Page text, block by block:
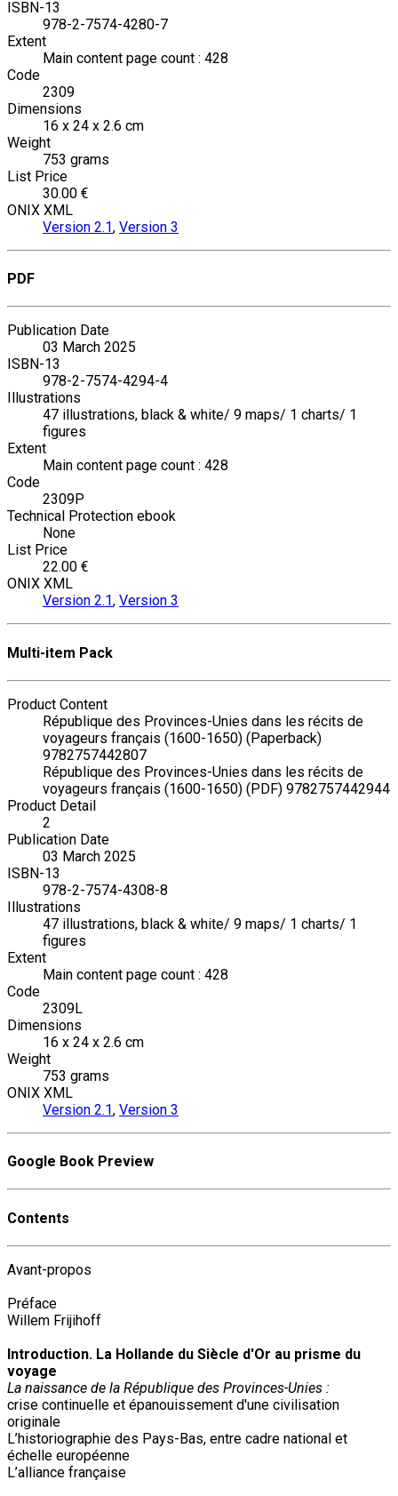
ISBN-13
978-2-7574-4280-7
Extent
Main content page count : 428
Code
2309
Dimensions
16 x 24 x 2.6 cm
Weight
753 grams
List Price
30.00 €
ONIX XML
Version 2.1, Version 3
PDF
Publication Date
03 March 2025
ISBN-13
978-2-7574-4294-4
Illustrations
47 illustrations, black & white/ 9 maps/ 1 charts/ 1
figures
Extent
Main content page count : 428
Code
2309P
Technical Protection ebook
None
List Price
22.00 €
ONIX XML
Version 2.1, Version 3
Multi-item Pack
Product Content
République des Provinces-Unies dans les récits de
voyageurs français (1600-1650) (Paperback)
9782757442807
République des Provinces-Unies dans les récits de
voyageurs français (1600-1650) (PDF) 9782757442944
Product Detail
2
Publication Date
03 March 2025
ISBN-13
978-2-7574-4308-8
Illustrations
47 illustrations, black & white/ 9 maps/ 1 charts/ 1
figures
Extent
Main content page count : 428
Code
2309L
Dimensions
16 x 24 x 2.6 cm
Weight
753 grams
ONIX XML
Version 2.1, Version 3
Google Book Preview
Contents
Avant-propos
Préface
Willem Frijihoff
Introduction. La Hollande du Siècle d'Or au prisme du
voyage
La naissance de la République des Provinces-Unies :
crise continuelle et épanouissement d'une civilisation
originale
L’historiographie des Pays-Bas, entre cadre national et
échelle européenne
L’alliance française